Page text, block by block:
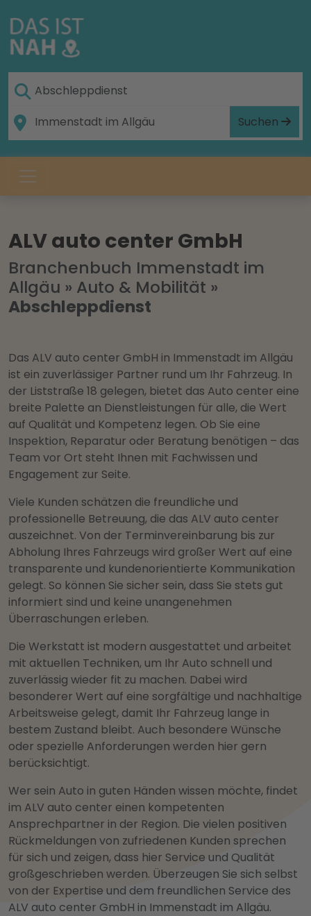
Suchen
ALV auto center GmbH
Branchenbuch Immenstadt im
Allgäu » Auto & Mobilität »
Abschleppdienst
Das ALV auto center GmbH in Immenstadt im Allgäu
ist ein zuverlässiger Partner rund um Ihr Fahrzeug. In
der Liststraße 18 gelegen, bietet das Auto center eine
breite Palette an Dienstleistungen für alle, die Wert
auf Qualität und Kompetenz legen. Ob Sie eine
Inspektion, Reparatur oder Beratung benötigen – das
Team vor Ort steht Ihnen mit Fachwissen und
Engagement zur Seite.
Viele Kunden schätzen die freundliche und
professionelle Betreuung, die das ALV auto center
auszeichnet. Von der Terminvereinbarung bis zur
Abholung Ihres Fahrzeugs wird großer Wert auf eine
transparente und kundenorientierte Kommunikation
gelegt. So können Sie sicher sein, dass Sie stets gut
informiert sind und keine unangenehmen
Überraschungen erleben.
Die Werkstatt ist modern ausgestattet und arbeitet
mit aktuellen Techniken, um Ihr Auto schnell und
zuverlässig wieder fit zu machen. Dabei wird
besonderer Wert auf eine sorgfältige und nachhaltige
Arbeitsweise gelegt, damit Ihr Fahrzeug lange in
bestem Zustand bleibt. Auch besondere Wünsche
oder spezielle Anforderungen werden hier gern
berücksichtigt.
Wer sein Auto in guten Händen wissen möchte, findet
im ALV auto center einen kompetenten
Ansprechpartner in der Region. Die vielen positiven
Rückmeldungen von zufriedenen Kunden sprechen
für sich und zeigen, dass hier Service und Qualität
großgeschrieben werden. Überzeugen Sie sich selbst
von der Expertise und dem freundlichen Service des
ALV auto center GmbH in Immenstadt im Allgäu.